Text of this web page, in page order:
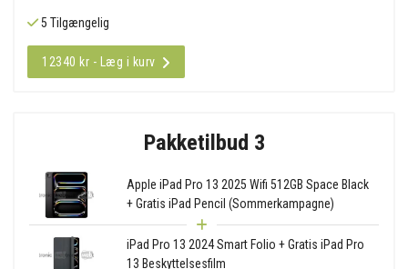
5 Tilgængelig
12340 kr - Læg i kurv
Pakketilbud 3
Apple iPad Pro 13 2025 Wifi 512GB Space Black
+ Gratis iPad Pencil (Sommerkampagne)
iPad Pro 13 2024 Smart Folio + Gratis iPad Pro
13 Beskyttelsesfilm